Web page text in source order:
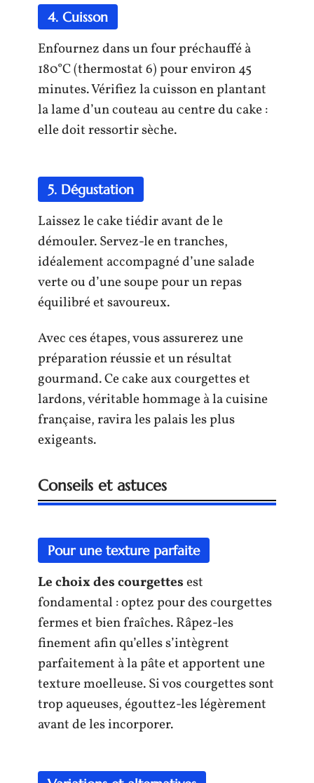
4. Cuisson
Enfournez dans un four préchauffé à
180°C (thermostat 6) pour environ 45
minutes. Vérifiez la cuisson en plantant
la lame d’un couteau au centre du cake :
elle doit ressortir sèche.
5. Dégustation
Laissez le cake tiédir avant de le
démouler. Servez-le en tranches,
idéalement accompagné d’une salade
verte ou d’une soupe pour un repas
équilibré et savoureux.
Avec ces étapes, vous assurerez une
préparation réussie et un résultat
gourmand. Ce cake aux courgettes et
lardons, véritable hommage à la cuisine
française, ravira les palais les plus
exigeants.
Conseils et astuces
Pour une texture parfaite
Le choix des courgettesest
fondamental : optez pour des courgettes
fermes et bien fraîches. Râpez-les
finement afin qu’elles s’intègrent
parfaitement à la pâte et apportent une
texture moelleuse. Si vos courgettes sont
trop aqueuses, égouttez-les légèrement
avant de les incorporer.